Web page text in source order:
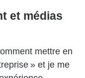
et médias
mettre en
» et je me